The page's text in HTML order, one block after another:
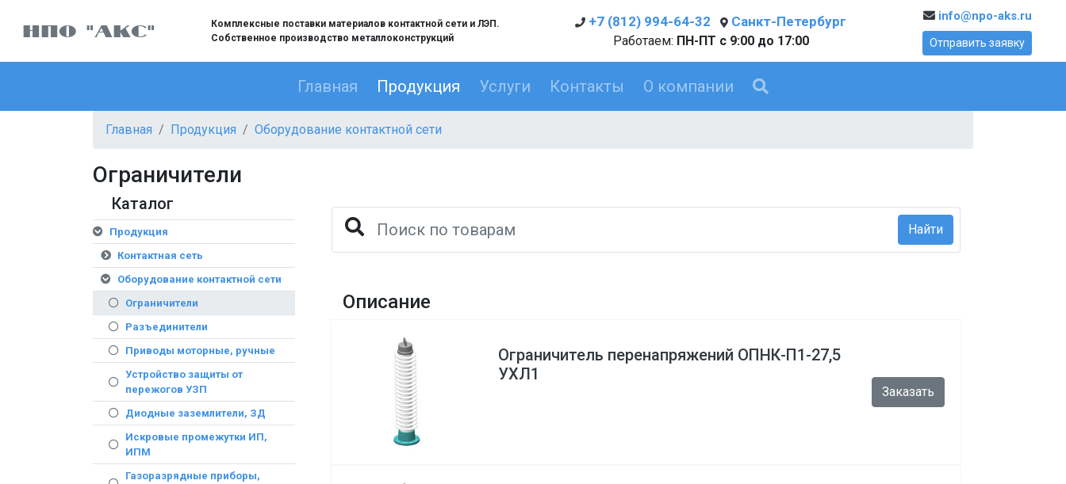
НПО "АКС"
Комплексные поставки материалов контактной сети и ЛЭП.
Собственное производство металлоконструкций
+7 (812) 994-64-32 Санкт-Петербург
Работаем: ПН-ПТ с 9:00 до 17:00
info@npo-aks.ru
Отправить заявку
Главная Продукция Услуги Контакты О компании
Главная Продукция Оборудование контактной сети
Ограничители
Каталог
Продукция
Контактная сеть
Оборудование контактной сети
Ограничители
Разъединители
Приводы моторные, ручные
Устройство защиты от
пережогов УЗП
Диодные заземлители, ЗД
Искровые промежутки ИП,
ИПМ
Газоразрядные приборы,
Найти
Описание
Ограничитель перенапряжений ОПНК-П1-27,5
УХЛ1
Заказать